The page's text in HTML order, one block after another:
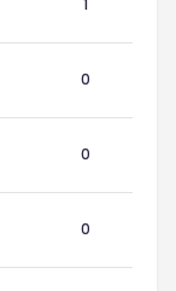
0
0
0